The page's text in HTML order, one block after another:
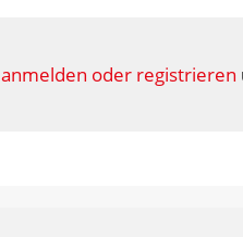
anmelden oder registrieren